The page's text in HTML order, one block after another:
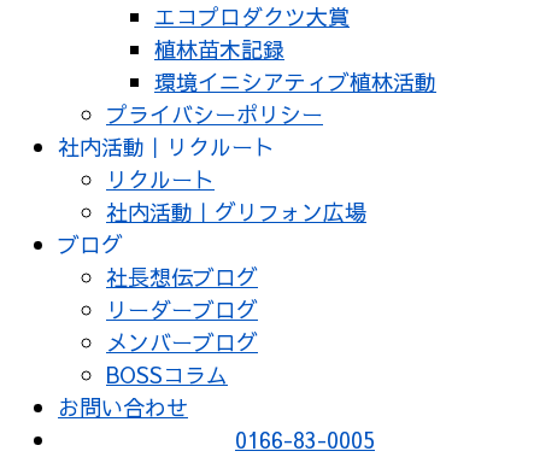
エコプロダクツ大賞
植林苗木記録
環境イニシアティブ植林活動
プライバシーポリシー
社内活動｜リクルート
リクルート
社内活動｜グリフォン広場
ブログ
社長想伝ブログ
リーダーブログ
メンバーブログ
BOSSコラム
お問い合わせ
0166-83-0005